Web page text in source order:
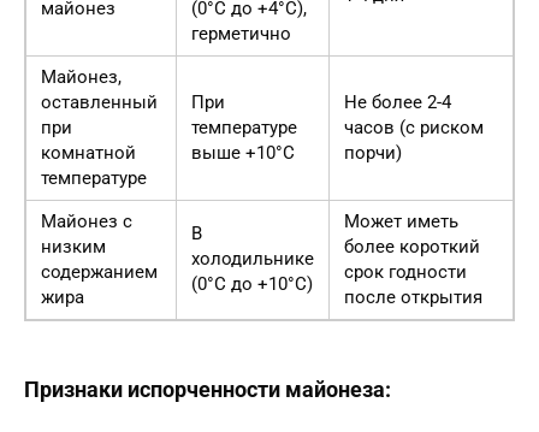
майонез
(0°C до +4°C),
герметично
Майонез,
оставленный
при
комнатной
температуре
При
температуре
выше +10°C
Не более 2-4
часов (с риском
порчи)
Майонез с
низким
содержанием
жира
В
холодильнике
(0°C до +10°C)
Может иметь
более короткий
срок годности
после открытия
Признаки испорченности майонеза: